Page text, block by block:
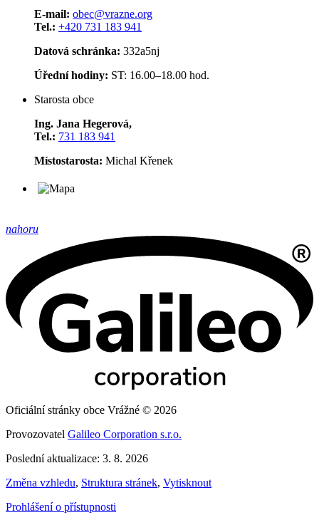
E-mail: obec@vrazne.org
Tel.: +420 731 183 941
Datová schránka: 332a5nj
Úřední hodiny: ST: 16.00–18.00 hod.
Starosta obce
Ing. Jana Hegerová,
Tel.: 731 183 941
Místostarosta: Michal Křenek
nahoru
Oficiální stránky obce Vrážné © 2026
Provozovatel Galileo Corporation s.r.o.
Poslední aktualizace: 3. 8. 2026
Změna vzhledu, Struktura stránek, Vytisknout
Prohlášení o přístupnosti